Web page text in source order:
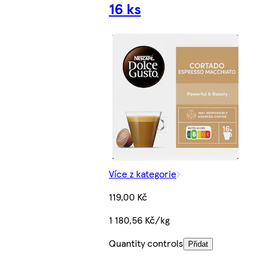
16 ks
Více z kategorie
119,00 Kč
1 180,56 Kč/kg
Quantity controls
Přidat